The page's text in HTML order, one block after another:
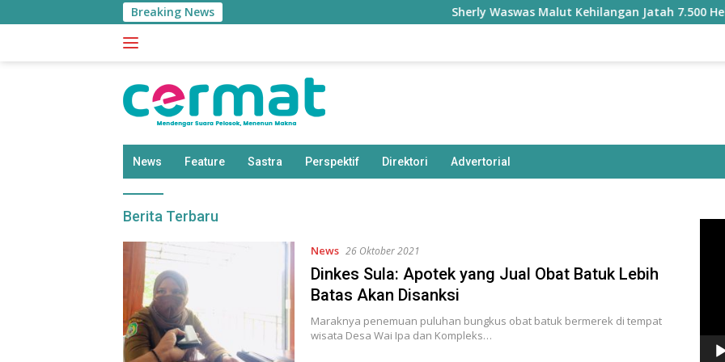
ke
Breaking News Sherly Waswas Malut Kehilangan Jatah 7.500 Hektare
News Feature Sastra Perspektif Direktori Advertorial
cermat
Berita Terbaru
News 26 Oktober 2021
Dinkes Sula: Apotek yang Jual Obat Batuk Lebih
Batas Akan Disanksi
Maraknya penemuan puluhan bungkus obat batuk bermerek di tempat
wisata Desa Wai Ipa dan Kompleks…